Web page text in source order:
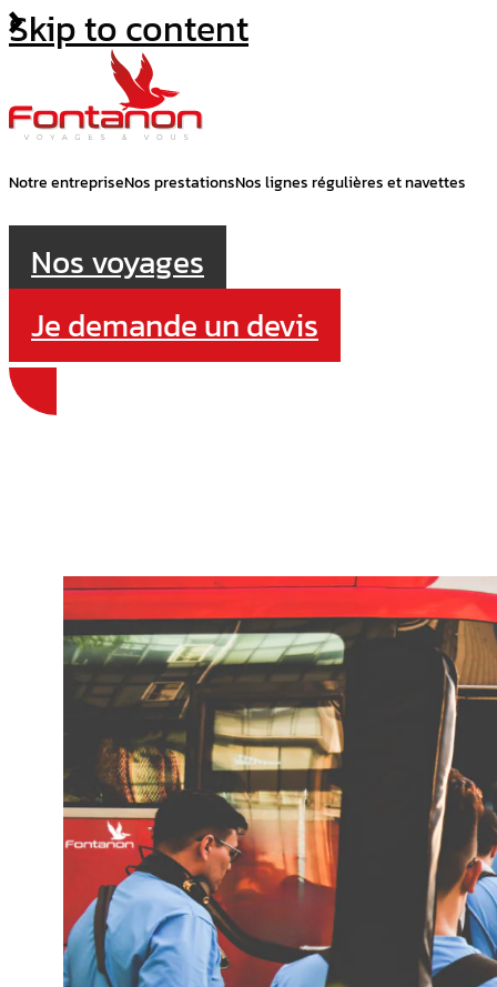
Skip to content
Notre entrepriseNos prestationsNos lignes régulières et navettes
Nos voyages
Je demande un devis